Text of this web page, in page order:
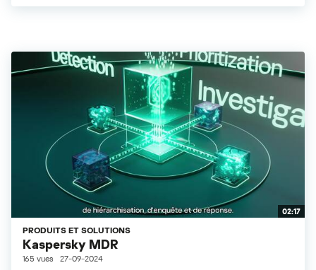
02:17
PRODUITS ET SOLUTIONS
Kaspersky MDR
165 vues 27-09-2024